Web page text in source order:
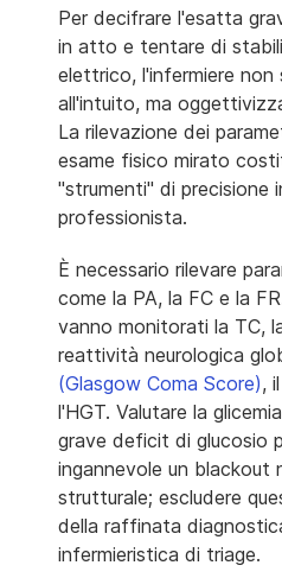
Per decifrare l'esatta
in atto e tentare di
elettrico, l'infermiere
all'intuito, ma
La rilevazione dei
esame fisico mirato
"strumenti" di precisione
professionista.
È necessario rilevare
come la PA, la FC e la
vanno monitorati la TC,
reattività neurologica
(Glasgow Coma Score),
l'HGT. Valutare la
grave deficit di glucosio
ingannevole un blackout
strutturale; escludere
della raffinata
infermieristica di triage.